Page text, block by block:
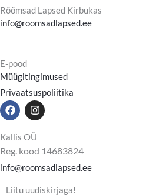
Rõõmsad Lapsed Kirbukas
info@roomsadlapsed.ee
E-pood
Müügitingimused
Privaatsuspoliitika
F
a
c
e
b
o
o
k
I
n
s
t
a
g
r
a
m
Kallis OÜ
Reg. kood 14683824
info@roomsadlapsed.ee
Liitu uudiskirjaga!